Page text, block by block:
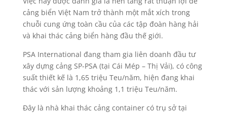
cảng biển Việt Nam trở thành một mắt xích trong
chuỗi cung ứng toàn cầu của các tập đoàn hàng hải
và khai thác cảng biển hàng đầu thế giới.
PSA International đang tham gia liên doanh đầu tư
xây dựng cảng SP-PSA (tại Cái Mép – Thị Vải), có công
suất thiết kế là 1,65 triệu Teu/năm, hiện đang khai
thác với sản lượng khoảng 1,1 triệu Teu/năm.
Đây là nhà khai thác cảng container có trụ sở tại